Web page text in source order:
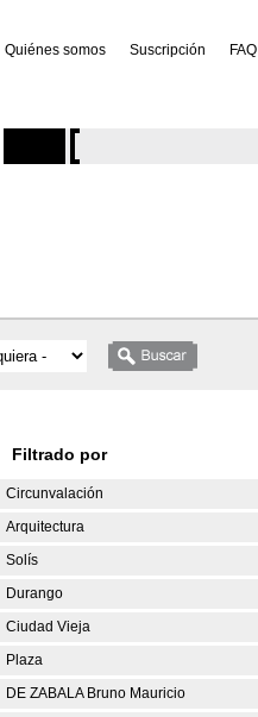
Quiénes somos Suscripción FAQ
Filtrado por
Circunvalación
Arquitectura
Solís
Durango
Ciudad Vieja
Plaza
DE ZABALA Bruno Mauricio